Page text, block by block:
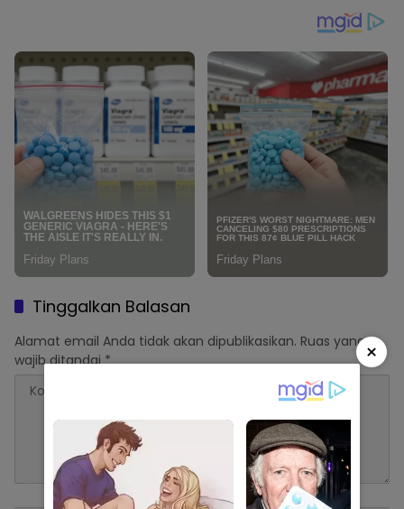
Tinggalkan Balasan
Alamat email Anda tidak akan dipublikasikan. Ruas yang
wajib ditandai* ×